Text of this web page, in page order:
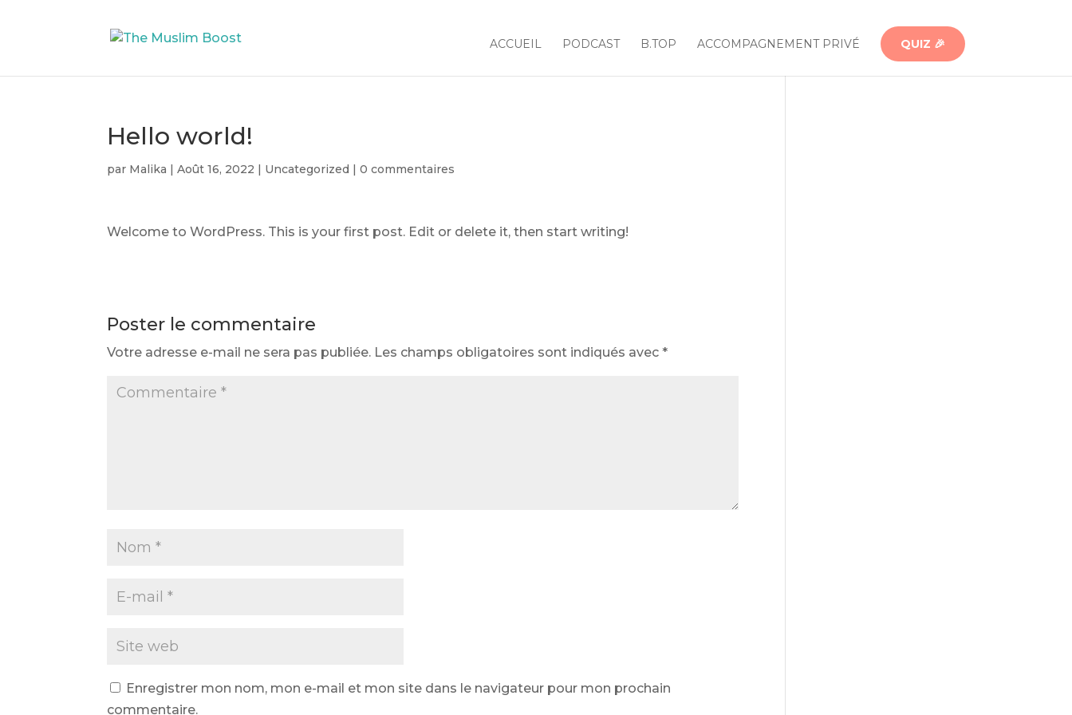
ACCUEIL PODCAST B.TOP ACCOMPAGNEMENT PRIVÉ QUIZ 🎉
Hello world!
par Malika |Août 16, 2022 | Uncategorized |0 commentaires
Welcome to WordPress. This is your first post. Edit or delete it, then start writing!
Poster le commentaire
Votre adresse e-mail ne sera pas publiée. Les champs obligatoires sont indiqués avec*
Enregistrer mon nom, mon e-mail et mon site dans le navigateur pour mon prochain
commentaire.